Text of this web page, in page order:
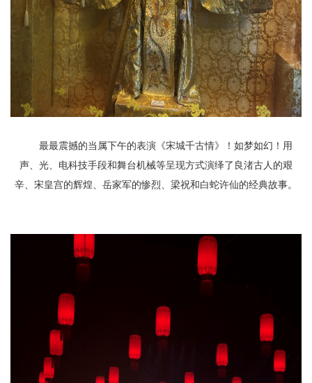
最最震撼的当属下午的表演《宋城千古情》！如梦如幻！用
声、光、电科技手段和舞台机械等呈现方式演绎了良渚古人的艰
辛、宋皇宫的辉煌、岳家军的惨烈、梁祝和白蛇许仙的经典故事。